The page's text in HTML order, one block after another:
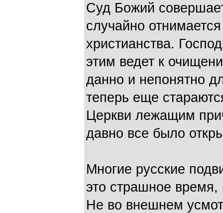
Суд Божий
случайно
христианства.
этим ведет к
данно и непонятно
теперь еще
Церкви лежащим
давно все было
Многие русские
это страшное время,
Не во внешнем